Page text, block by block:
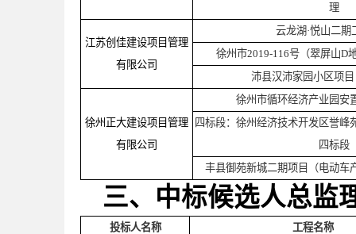
理
江苏创佳建设项目管理
有限公司
云龙湖·悦山二期
徐州市2019-116号（翠屏山D
沛县汉沛家园小区项
徐州正大建设项目管理
有限公司
徐州市循环经济产业园安
四标段：徐州经济技术开发区誉峰
四标段
丰县御苑新城二期项目（电动车
三、中标候选人总监
投标人名称 工程名称